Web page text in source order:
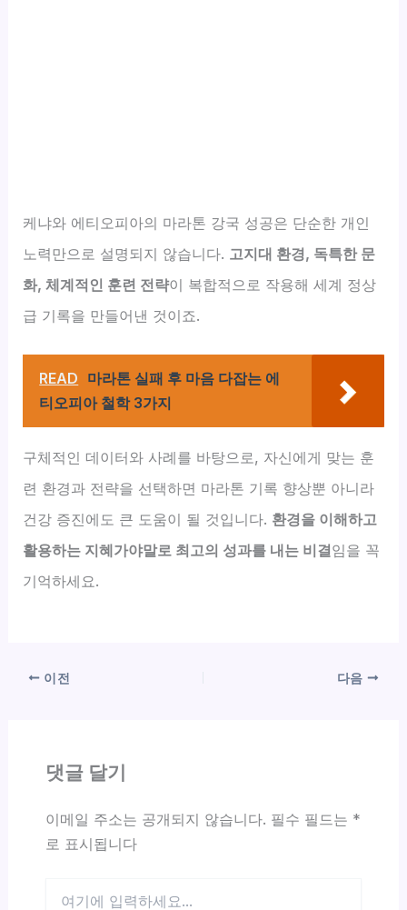
케냐와 에티오피아의 마라톤 강국 성공은 단순한 개인
노력만으로 설명되지 않습니다. 고지대 환경, 독특한 문
화, 체계적인 훈련 전략이 복합적으로 작용해 세계 정상
급 기록을 만들어낸 것이죠.
READ 마라톤 실패 후 마음 다잡는 에
티오피아 철학 3가지
구체적인 데이터와 사례를 바탕으로, 자신에게 맞는 훈
련 환경과 전략을 선택하면 마라톤 기록 향상뿐 아니라
건강 증진에도 큰 도움이 될 것입니다. 환경을 이해하고
활용하는 지혜가야말로 최고의 성과를 내는 비결임을 꼭
기억하세요.
이전 다음
댓글 달기
이메일 주소는 공개되지 않습니다. 필수 필드는 *
로 표시됩니다